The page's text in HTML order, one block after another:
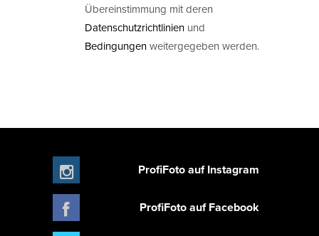
Übereinstimmung mit deren
Datenschutzrichtlinien und
Bedingungenweitergegeben werden.
ProfiFoto auf Instagram
ProfiFoto auf Facebook